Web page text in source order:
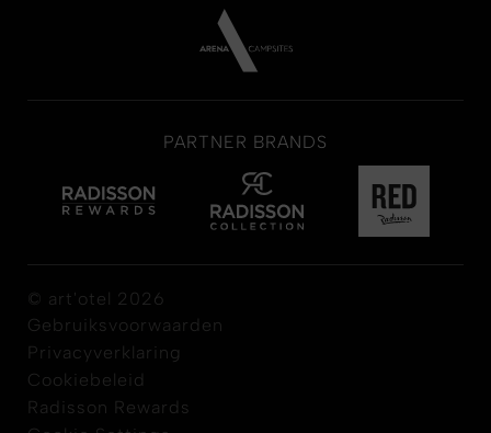
PARTNER BRANDS
© art'otel 2026
Gebruiksvoorwaarden
Privacyverklaring
Cookiebeleid
Radisson Rewards